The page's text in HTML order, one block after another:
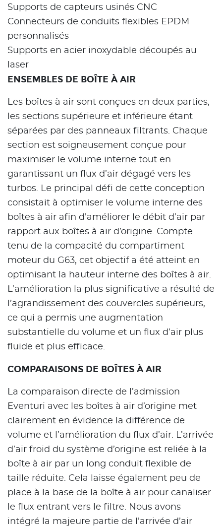
Supports de capteurs usinés CNC
Connecteurs de conduits flexibles EPDM
personnalisés
Supports en acier inoxydable découpés au
laser
ENSEMBLES DE BOÎTE À AIR
Les boîtes à air sont conçues en deux parties,
les sections supérieure et inférieure étant
séparées par des panneaux filtrants. Chaque
section est soigneusement conçue pour
maximiser le volume interne tout en
garantissant un flux d’air dégagé vers les
turbos. Le principal défi de cette conception
consistait à optimiser le volume interne des
boîtes à air afin d’améliorer le débit d’air par
rapport aux boîtes à air d’origine. Compte
tenu de la compacité du compartiment
moteur du G63, cet objectif a été atteint en
optimisant la hauteur interne des boîtes à air.
L’amélioration la plus significative a résulté de
l’agrandissement des couvercles supérieurs,
ce qui a permis une augmentation
substantielle du volume et un flux d’air plus
fluide et plus efficace.
COMPARAISONS DE BOÎTES À AIR
La comparaison directe de l’admission
Eventuri avec les boîtes à air d’origine met
clairement en évidence la différence de
volume et l’amélioration du flux d’air. L’arrivée
d’air froid du système d’origine est reliée à la
boîte à air par un long conduit flexible de
taille réduite. Cela laisse également peu de
place à la base de la boîte à air pour canaliser
le flux entrant vers le filtre. Nous avons
intégré la majeure partie de l’arrivée d’air